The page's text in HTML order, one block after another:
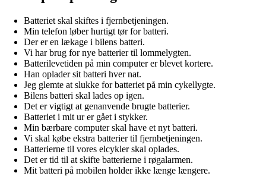
Batteriet skal skiftes i fjernbetjeningen.
Min telefon løber hurtigt tør for batteri.
Der er en lækage i bilens batteri.
Vi har brug for nye batterier til lommelygten.
Batterilevetiden på min computer er blevet kortere.
Han oplader sit batteri hver nat.
Jeg glemte at slukke for batteriet på min cykellygte.
Bilens batteri skal lades op igen.
Det er vigtigt at genanvende brugte batterier.
Batteriet i mit ur er gået i stykker.
Min bærbare computer skal have et nyt batteri.
Vi skal købe ekstra batterier til fjernbetjeningen.
Batterierne til vores elcykler skal oplades.
Det er tid til at skifte batterierne i røgalarmen.
Mit batteri på mobilen holder ikke længe længere.